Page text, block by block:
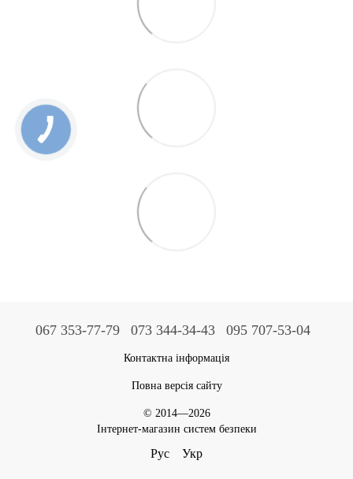
067 353-77-79 073 344-34-43 095 707-53-04
Контактна інформація
Повна версія сайту
© 2014—2026
Інтернет-магазин систем безпеки
Рус Укр